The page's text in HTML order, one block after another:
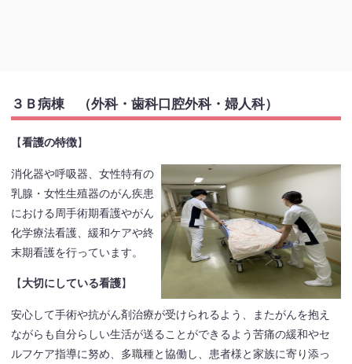
３Ｂ病棟 （外科・歯科口腔外科・婦人科）
【看護の特徴】
消化器や呼吸器、女性特有の
乳腺・女性生殖器のがん疾患
における周手術期看護やがん
化学療法看護、緩和ケアや終
末期看護を行っています。
【大切にしている看護】
安心して手術や抗がん剤治療が受けられるよう、またがんを抱え
ながらも自分らしい生活が送ることができるよう苦痛の緩和やセ
ルフケア指導に努め、多職種と協働し、患者様と家族に寄り添っ